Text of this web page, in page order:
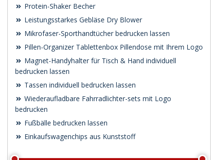
Protein-Shaker Becher
Leistungsstarkes Gebläse Dry Blower
Mikrofaser-Sporthandtücher bedrucken lassen
Pillen-Organizer Tablettenbox Pillendose mit Ihrem Logo
Magnet-Handyhalter für Tisch & Hand individuell
bedrucken lassen
Tassen individuell bedrucken lassen
Wiederaufladbare Fahrradlichter-sets mit Logo
bedrucken
Fußbälle bedrucken lassen
Einkaufswagenchips aus Kunststoff